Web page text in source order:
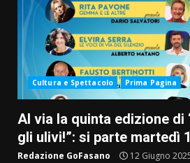
Cultura e Spettacolo Prima Pagina
Al via la quinta edizione
gli ulivi!”: si parte martedì
Redazione GoFasano 12 Giugno